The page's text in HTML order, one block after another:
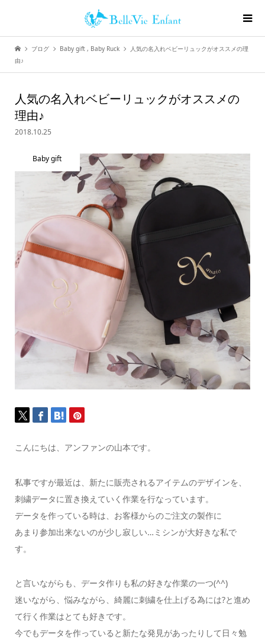
ブログ Baby gift , Baby Ruck
人気の名入れベビーリュックがオススメの理
由♪
人気の名入れベビーリュックがオススメの
理由♪
2018.10.25
Baby gift
こんにちは、アンファンの山本です。
私事ですが最近は、新たに販売されるアイテムのデザインを、
刺繍データに置き換えていく作業を行なっています。
データを作っている時は、お客様からのご注文の製作に
あまり参加出来ないのが少し寂しい…ミシンが大好きな私で
す。
と言いながらも、データ作りも私の好きな作業の一つ(^^)
迷いながら、悩みながら、綺麗に刺繍を仕上げる為には?と進め
て行く作業はとても好きです。
今でもデータを作っていると新たな発見があったりして日々勉